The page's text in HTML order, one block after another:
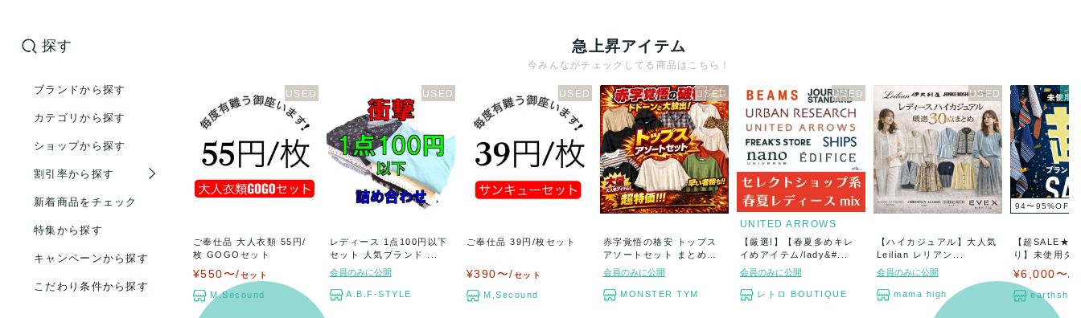
探す
ブランドから探す
カテゴリから探す
ショップから探す
割引率から探す
新着商品をチェック
特集から探す
キャンペーンから探す
こだわり条件から探す
急上昇アイテム
今みんながチェックしてる商品はこちら！
ご奉仕品 大人衣類 55円/
枚 GOGOセット
¥550〜/セット
M.Secound
レディース 1点100円以下
セット 人気ブランド ...
会員のみに公開
A.B.F-STYLE
ご奉仕品 39円/枚セット
¥390〜/セット
M.Secound
赤字覚悟の格安 トップス
アソートセット まとめ売
り
会員のみに公開
MONSTER TYM
UNITED ARROWS
【厳選!】【春夏多めキレ
イめアイテム/lady&#...
会員のみに公開
レトロ BOUTIQUE
【ハイカジュアル】大人気
Leilian レリアン...
会員のみに公開
mama high
5％
94〜95%OFF
【超SALE★
り】未使用タ
¥6,000〜/
earthshop